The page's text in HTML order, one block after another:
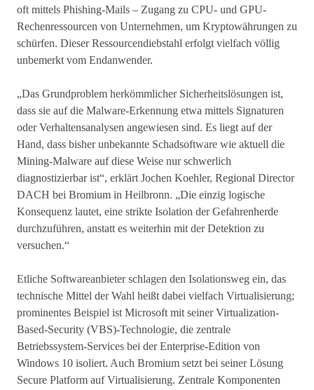
oft mittels Phishing-Mails – Zugang zu CPU- und GPU-
Rechenressourcen von Unternehmen, um Kryptowährungen zu
schürfen. Dieser Ressourcendiebstahl erfolgt vielfach völlig
unbemerkt vom Endanwender.
„Das Grundproblem herkömmlicher Sicherheitslösungen ist,
dass sie auf die Malware-Erkennung etwa mittels Signaturen
oder Verhaltensanalysen angewiesen sind. Es liegt auf der
Hand, dass bisher unbekannte Schadsoftware wie aktuell die
Mining-Malware auf diese Weise nur schwerlich
diagnostizierbar ist“, erklärt Jochen Koehler, Regional Director
DACH bei Bromium in Heilbronn. „Die einzig logische
Konsequenz lautet, eine strikte Isolation der Gefahrenherde
durchzuführen, anstatt es weiterhin mit der Detektion zu
versuchen.“
Etliche Softwareanbieter schlagen den Isolationsweg ein, das
technische Mittel der Wahl heißt dabei vielfach Virtualisierung;
prominentes Beispiel ist Microsoft mit seiner Virtualization-
Based-Security (VBS)-Technologie, die zentrale
Betriebssystem-Services bei der Enterprise-Edition von
Windows 10 isoliert. Auch Bromium setzt bei seiner Lösung
Secure Platform auf Virtualisierung. Zentrale Komponenten